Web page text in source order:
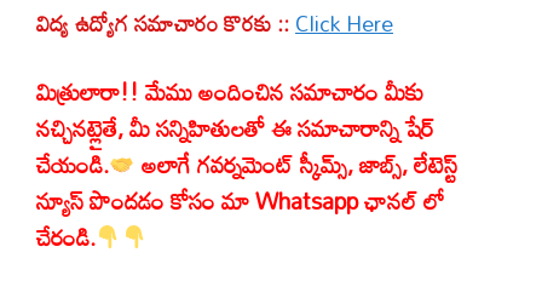
విద్య ఉద్యోగ సమాచారం కొరకు ::Click Here
మిత్రులారా!! మేము అందించిన సమాచారం మీకు
నచ్చినట్లైతే, మీ సన్నిహితులతో ఈ సమాచారాన్ని షేర్
చేయండి.
అలాగే గవర్నమెంట్ స్కీమ్స్, జాబ్స్, లేటెస్ట్
న్యూస్ పొందడం కోసం మా Whatsapp ఛానల్ లో
చేరండి.